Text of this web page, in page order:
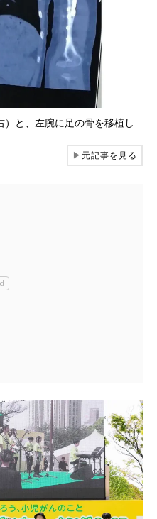
と、左腕に足の骨を移植し
▶元記事を見る